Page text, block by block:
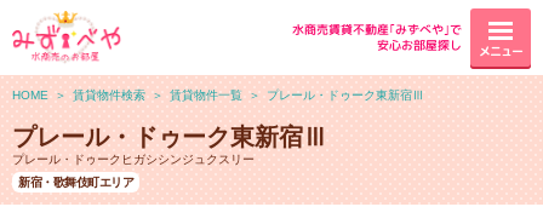
水商売賃貸不動産｢みずべや｣で
安心お部屋探し
メニュー
HOME ＞ 賃貸物件検索 ＞ 賃貸物件一覧 ＞ プレール・ドゥーク東新宿Ⅲ
プレール・ドゥーク東新宿Ⅲ
プレール・ドゥークヒガシシンジュクスリー
新宿・歌舞伎町エリア